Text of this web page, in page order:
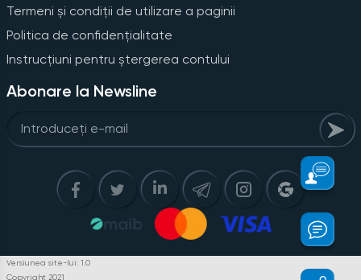
Termeni și condiții de utilizare a paginii
Politica de confidențialitate
Instrucțiuni pentru ștergerea contului
Abonare la Newsline
Versiunea site-lui: 1.0
Copyright 2021